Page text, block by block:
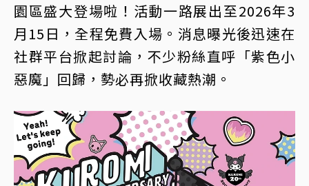
園區盛大登場啦！活動一路展出至2026年3
月15日，全程免費入場。消息曝光後迅速在
社群平台掀起討論，不少粉絲直呼「紫色小
惡魔」回歸，勢必再掀收藏熱潮。